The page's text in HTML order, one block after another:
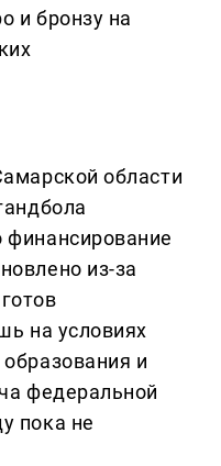
и бронзу на
области
финансирование
из-за
на условиях
и
федеральной
пока не